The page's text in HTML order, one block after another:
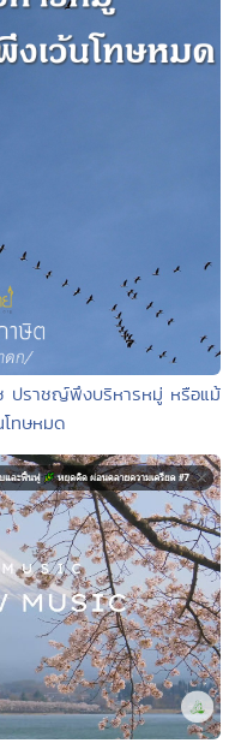
ปราชญ์พึงบริหารหมู่ หรือแม้
ทษหมด